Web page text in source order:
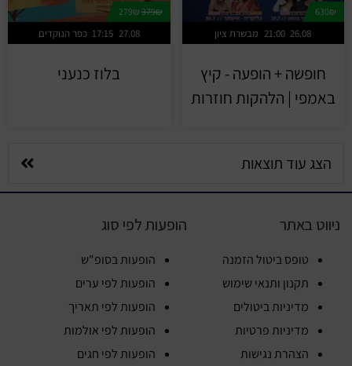
630₪
מבשרת ציון 21:00 26.08
חופשה + הופעה - קיץ
באמפי | הלהקות חוזרות
379₪
279₪
כפר הנוקדים 17:15 27.08
בלוז כנעני
הצג עוד תוצאות
ניווט באתר
טופס ביטול הזמנה
תקנון ותנאי שימוש
מדיניות ביטולים
מדיניות פרטיות
הצהרת נגישות
הופעות לפי סוג
הופעות בסופ"ש
הופעות לפי ערים
הופעות לפי תאריך
הופעות לפי אולמות
הופעות לפי חגים